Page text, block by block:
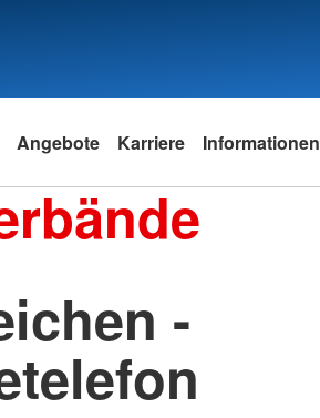
Angebote Karriere Informationen
-